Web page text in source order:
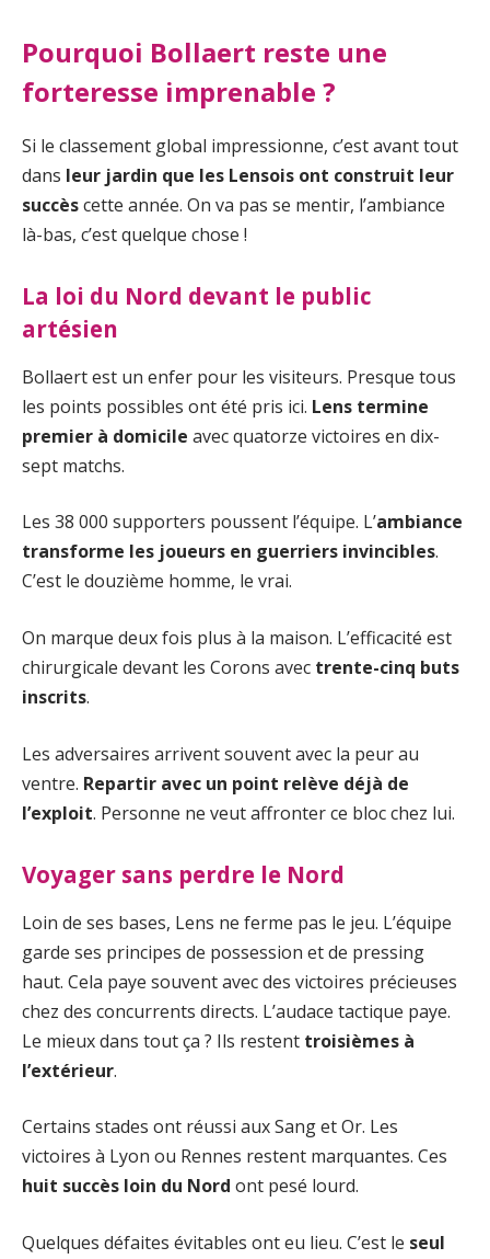
Pourquoi Bollaert reste une
forteresse imprenable ?
Si le classement global impressionne, c’est avant tout
dans leur jardin que les Lensois ont construit leur
succèscette année. On va pas se mentir, l’ambiance
là-bas, c’est quelque chose !
La loi du Nord devant le public
artésien
Bollaert est un enfer pour les visiteurs. Presque tous
les points possibles ont été pris ici. Lens termine
premier à domicile avec quatorze victoires en dix-
sept matchs.
Les 38 000 supporters poussent l’équipe. L’ambiance
transforme les joueurs en guerriers invincibles.
C’est le douzième homme, le vrai.
On marque deux fois plus à la maison. L’efficacité est
chirurgicale devant les Corons avec trente-cinq buts
inscrits.
Les adversaires arrivent souvent avec la peur au
ventre. Repartir avec un point relève déjà de
l’exploit. Personne ne veut affronter ce bloc chez lui.
Voyager sans perdre le Nord
Loin de ses bases, Lens ne ferme pas le jeu. L’équipe
garde ses principes de possession et de pressing
haut. Cela paye souvent avec des victoires précieuses
chez des concurrents directs. L’audace tactique paye.
Le mieux dans tout ça ? Ils restent troisièmes à
l’extérieur.
Certains stades ont réussi aux Sang et Or. Les
victoires à Lyon ou Rennes restent marquantes. Ces
huit succès loin du Nord ont pesé lourd.
Quelques défaites évitables ont eu lieu. C’est le seul